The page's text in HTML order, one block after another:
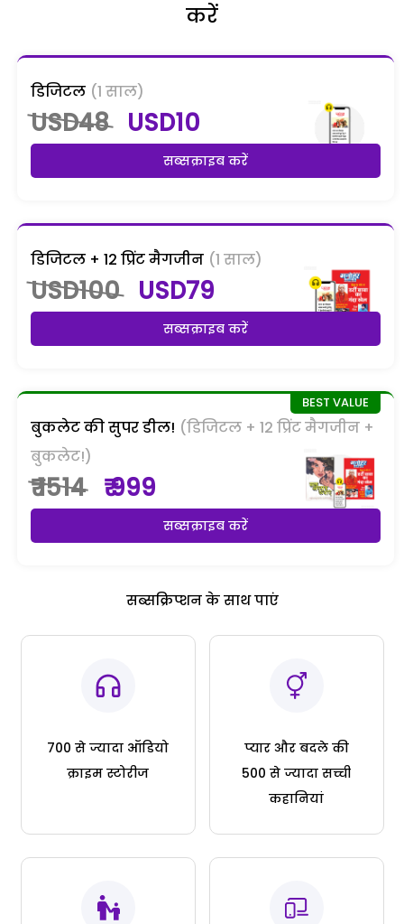
करें
डिजिटल (1 साल)
USD48 USD10
सब्सक्राइब करें
डिजिटल + 12 प्रिंट मैगजीन (1 साल)
USD100 USD79
सब्सक्राइब करें
बुकलेट की सुपर डील! (डिजिटल + 12 प्रिंट मैगजीन +
बुकलेट!)
₹ 1514 ₹ 999
सब्सक्राइब करें
सब्सक्रिप्शन के साथ पाएं
700 से ज्यादा ऑडियो
क्राइम स्टोरीज
प्यार और बदले की
500 से ज्यादा सच्ची
कहानियां